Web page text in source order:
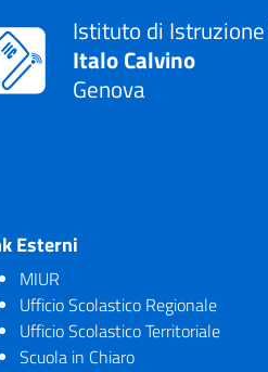
Istituto di
Italo Calvino
Genova
Esterni
MIUR
Ufficio Scolastico Regionale
Ufficio Scolastico Territoriale
Scuola in Chiaro